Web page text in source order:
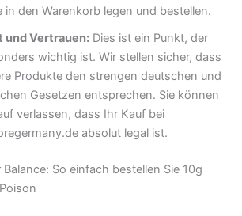
in den Warenkorb legen und bestellen.
und Vertrauen:Dies ist ein Punkt, der
wichtig ist. Wir stellen sicher, dass
Produkte den strengen deutschen und
Gesetzen entsprechen. Sie können
verlassen, dass Ihr Kauf bei
absolut legal ist.
So einfach bestellen Sie 10g